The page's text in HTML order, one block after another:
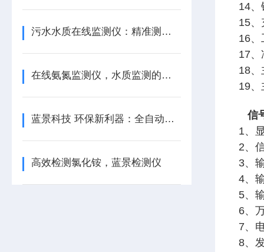
污水水质在线监测仪：精准测量，守护排污安全
在线氨氮监测仪，水质监测的智慧之选
蓝景科技 环保新利器：全自动便携式红外测油仪
高效检测氯化铵，蓝景检测仪
14
15、
16
17、
18、
19、
信
1、
2、
3、
4、
5、
6、
7、
8、